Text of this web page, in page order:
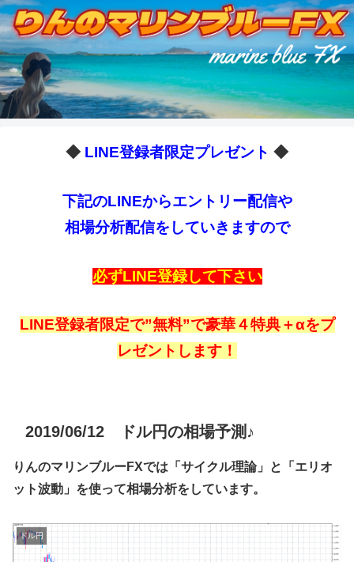
◆ LINE登録者限定プレゼント ◆
下記のLINEからエントリー配信や
相場分析配信をしていきますので
必ずLINE登録して下さい
LINE登録者限定で”無料”で豪華４特典＋αをプ
レゼントします！
2019/06/12 ドル円の相場予測♪
りんのマリンブルーFXでは「サイクル理論」と「エリオ
ット波動」を使って相場分析をしています。
ドル円